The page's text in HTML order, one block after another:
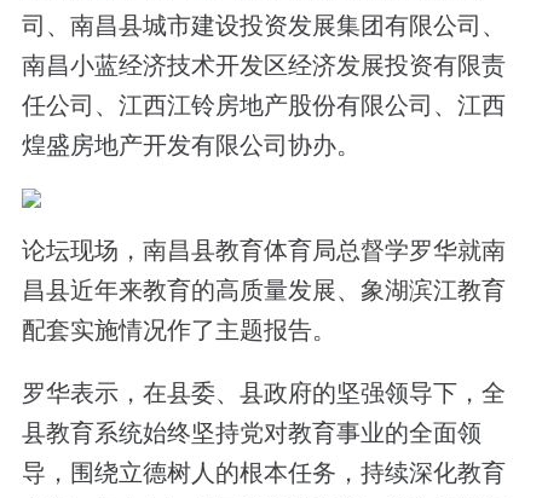
司、南昌县城市建设投资发展集团有限公司、
南昌小蓝经济技术开发区经济发展投资有限责
任公司、江西江铃房地产股份有限公司、江西
煌盛房地产开发有限公司协办。
论坛现场，南昌县教育体育局总督学罗华就南
昌县近年来教育的高质量发展、象湖滨江教育
配套实施情况作了主题报告。
罗华表示， 在县委、县政府的坚强领导下，全
县教育系统始终坚持党对教育事业的全面领
导，围绕立德树人的根本任务，持续深化教育